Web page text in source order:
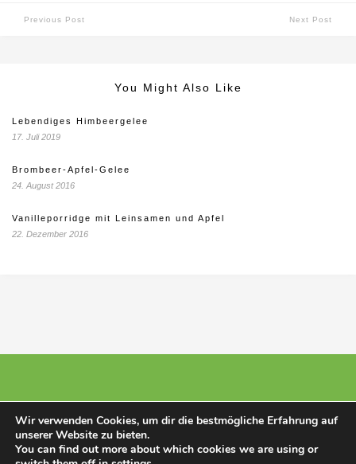
Previous Post Next Post
You Might Also Like
Lebendiges Himbeergelee
17. Juli 2019
Brombeer-Apfel-Gelee
24. August 2016
Vanilleporridge mit Leinsamen und Apfel
22. Dezember 2016
© 2025 - Stillberatunghannover
Wir verwenden Cookies, um dir die bestmögliche Erfahrung auf
unserer Website zu bieten.
You can find out more about which cookies we are using or